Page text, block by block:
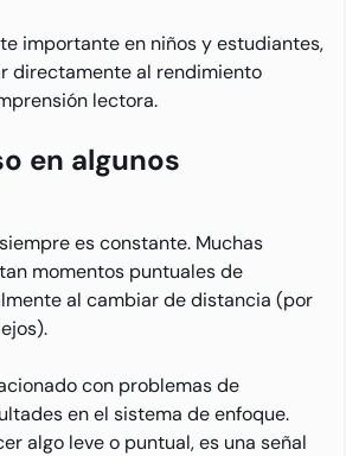
importante en niños y estudiantes,
directamente al rendimiento
lectora.
en algunos
es constante. Muchas
momentos puntuales de
al cambiar de distancia (por
con problemas de
en el sistema de enfoque.
algo leve o puntual, es una señal